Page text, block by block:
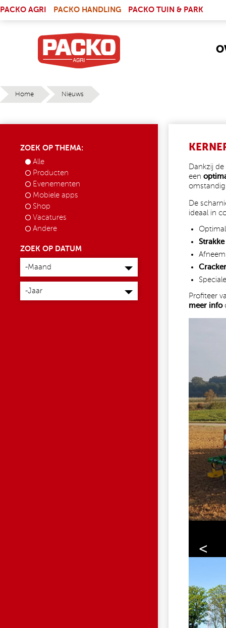
PACKO AGRI
PACKO HANDLING PACKO TUIN & PARK
Home Nieuws
ZOEK OP THEMA:
Alle
Producten
Evenementen
Mobiele apps
Shop
Vacatures
Andere
ZOEK OP DATUM
Maand
-Maand
Jaar
-Jaar
Dankzij
een
De
ideaal in
Profiteer
meer info
<